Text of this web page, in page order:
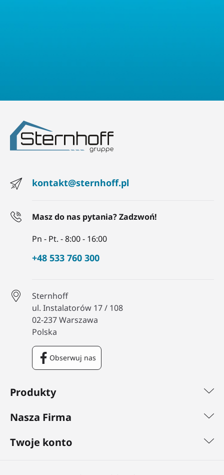
Produkty
Nasza Firma
Twoje konto
kontakt@sternhoff.pl
Masz do nas pytania? Zadzwoń!
Pn - Pt. - 8:00 - 16:00
+48 533 760 300
Sternhoff
ul. Instalatorów 17 / 108
02-237 Warszawa
Polska
Obserwuj nas
Facebook